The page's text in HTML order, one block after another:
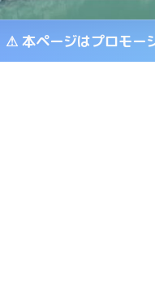
⚠ 本ページはプロモー